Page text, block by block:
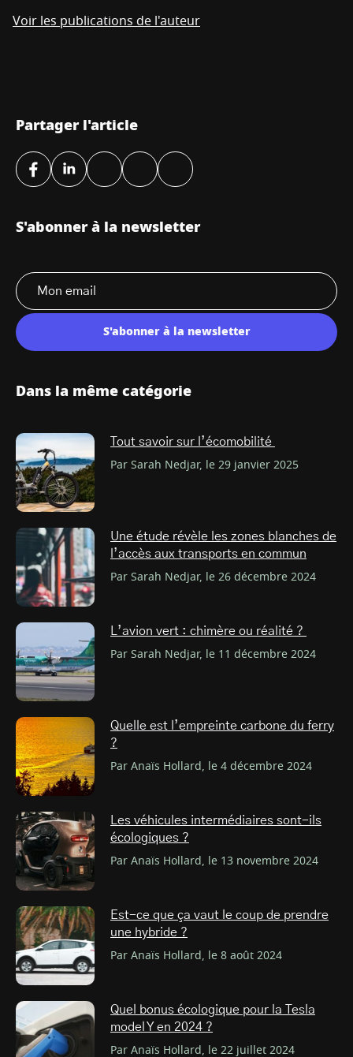
Voir les publications de l'auteur
Partager l'article
S'abonner à la newsletter
S'abonner à la newsletter
Dans la même catégorie
Tout savoir sur l’écomobilité
Par Sarah Nedjar, le 29 janvier 2025
Une étude révèle les zones blanches de
l’accès aux transports en commun
Par Sarah Nedjar, le 26 décembre 2024
L’avion vert : chimère ou réalité ?
Par Sarah Nedjar, le 11 décembre 2024
Quelle est l’empreinte carbone du ferry
?
Par Anaïs Hollard, le 4 décembre 2024
Les véhicules intermédiaires sont-ils
écologiques ?
Par Anaïs Hollard, le 13 novembre 2024
Est-ce que ça vaut le coup de prendre
une hybride ?
Par Anaïs Hollard, le 8 août 2024
Quel bonus écologique pour la Tesla
model Y en 2024 ?
Par Anaïs Hollard, le 22 juillet 2024